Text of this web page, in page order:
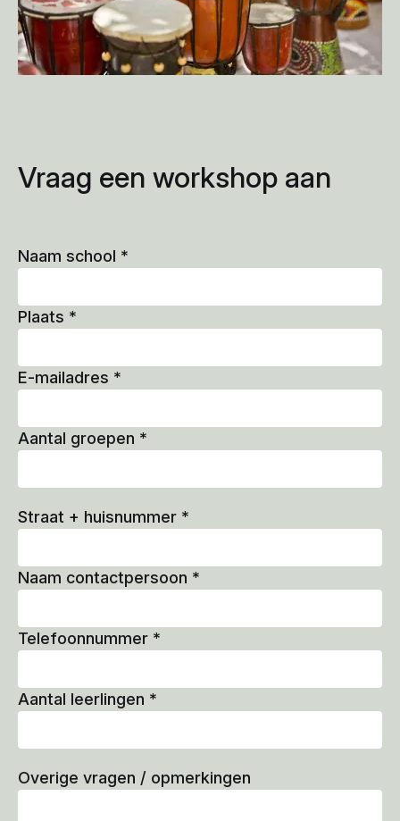
Vraag een workshop aan
Naam school *
Plaats *
E-mailadres *
Aantal groepen *
Straat + huisnummer *
Naam contactpersoon *
Telefoonnummer *
Aantal leerlingen *
Overige vragen / opmerkingen